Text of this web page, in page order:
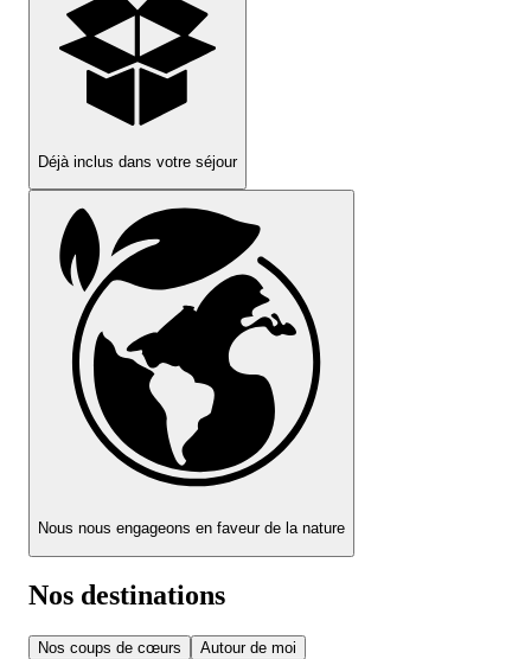
Déjà inclus dans votre séjour
Nous nous engageons en faveur de la nature
Nos destinations
Nos coups de cœurs Autour de moi